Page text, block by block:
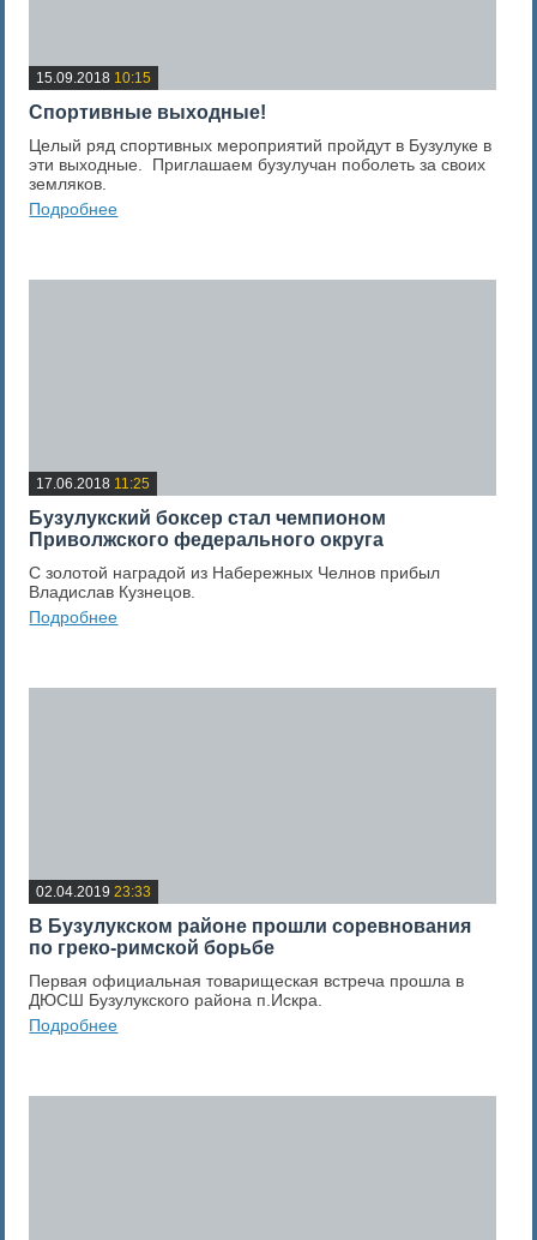
15.09.2018 10:15
Спортивные выходные!
Целый ряд спортивных мероприятий пройдут в Бузулуке в
эти выходные. Приглашаем бузулучан поболеть за своих
земляков.
Подробнее
17.06.2018 11:25
Бузулукский боксер стал чемпионом
Приволжского федерального округа
С золотой наградой из Набережных Челнов прибыл
Владислав Кузнецов.
Подробнее
02.04.2019 23:33
В Бузулукском районе прошли соревнования
по греко-римской борьбе
Первая официальная товарищеская встреча прошла в
ДЮСШ Бузулукского района п.Искра.
Подробнее